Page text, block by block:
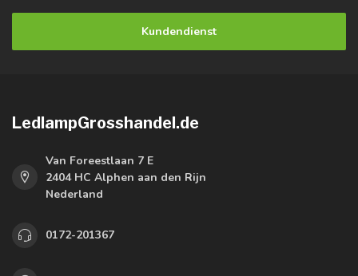
Kundendienst
LedlampGrosshandel.de
Van Foreestlaan 7 E
2404 HC Alphen aan den Rijn
Nederland
0172-201367